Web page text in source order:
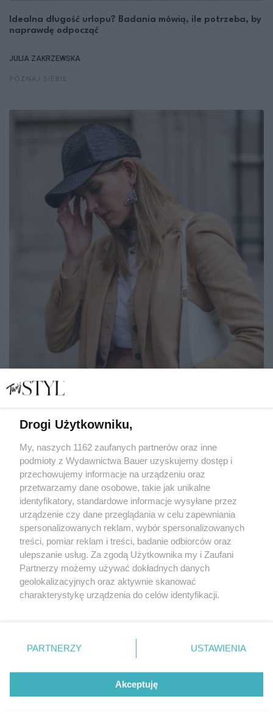
Idealna długość urlopu? Badania mówią, ile potrzeba, by
naprawdę odpocząć
JULIA ZAKRZEWSKA
i lżej iść przez życie
JULIA ZAKRZEWSKA
POZNAJ SIEBIE
POLITYKA PRYWATNOŚCI
Drogi Użytkowniku,
My, naszych 1162 zaufanych partnerów oraz inne
podmioty z Wydawnictwa Bauer uzyskujemy dostęp i
przechowujemy informacje na urządzeniu oraz
przetwarzamy dane osobowe, takie jak unikalne
identyfikatory, standardowe informacje wysyłane przez
urządzenie czy dane przeglądania w celu zapewniania
spersonalizowanych reklam, wybór spersonalizowanych
treści, pomiar reklam i treści, badanie odbiorców oraz
ulepszanie usług. Za zgodą Użytkownika my i Zaufani
Partnerzy możemy używać dokładnych danych
geolokalizacyjnych oraz aktywnie skanować
charakterystykę urządzenia do celów identyfikacji.
zmienić/wycofać klikając przycisk ustawień prywatności
znajdujący się w lewym dolnym rogu strony
rodzaje przetwarzania danych nie wymagają zgody
użytkownika, ale masz prawo sprzeciwić się takiemu
PARTNERZY USTAWIENIA
Akceptuję
5 rzeczy, których narcyz oczekuje od